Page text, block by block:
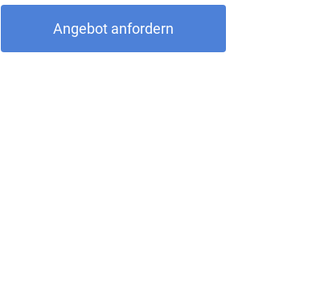
Angebot anfordern